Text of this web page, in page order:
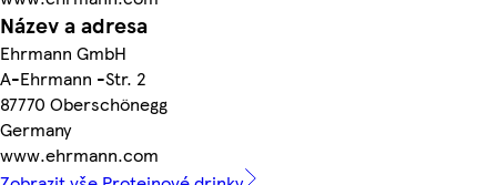
Název a adresa
Ehrmann GmbH
A-Ehrmann -Str. 2
87770 Oberschönegg
Germany
www.ehrmann.com